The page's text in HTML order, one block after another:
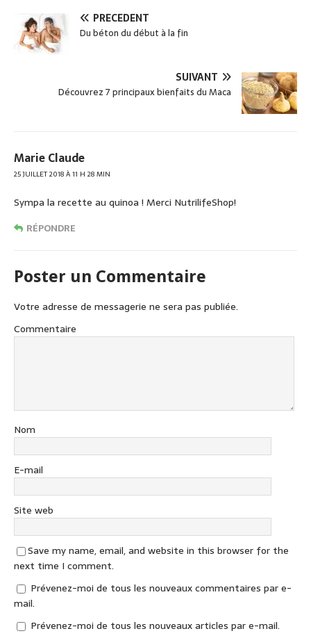
k PRÉCÉDENT
Du béton du début à la fin
SUIVANT
Découvrez 7 principaux bienfaits du Maca
Marie Claude
25 JUILLET 2018 À 11 H 28 MIN
Sympa la recette au quinoa ! Merci NutrilifeShop!
RÉPONDRE
Poster un Commentaire
Votre adresse de messagerie ne sera pas publiée.
Commentaire
Nom
E-mail
Site web
Save my name, email, and website in this browser for the
next time I comment.
Prévenez-moi de tous les nouveaux commentaires par e-
mail.
Prévenez-moi de tous les nouveaux articles par e-mail.